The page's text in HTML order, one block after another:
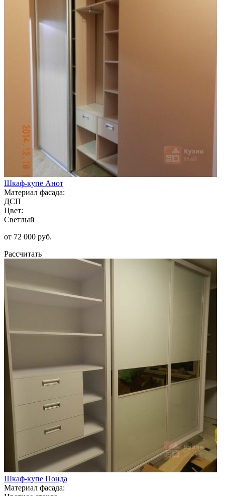
Шкаф-купе Анот
Материал фасада:
ДСП
Цвет:
Светлый
от 72 000 руб.
Рассчитать
Шкаф-купе Понда
Материал фасада: